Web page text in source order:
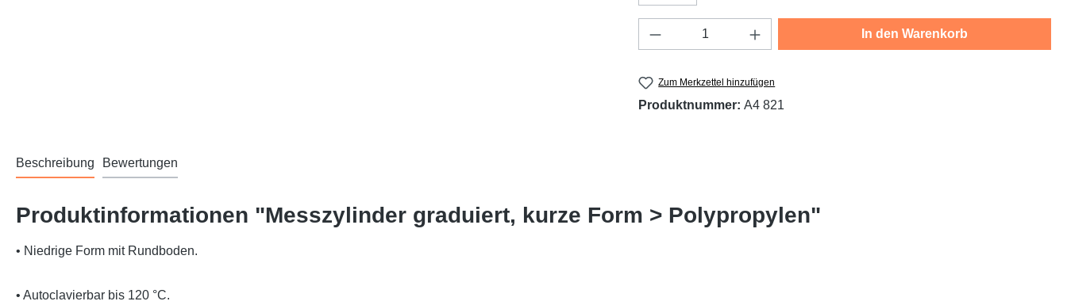
Produkt Anzahl: Gib den gewünschten Wert ein
In den Warenkorb
Zum Merkzettel hinzufügen
Produktnummer: A4 821
Beschreibung Bewertungen
Produktinformationen "Messzylinder graduiert, kurze Form > Polypropylen"
• Niedrige Form mit Rundboden.
• Autoclavierbar bis 120 °C.